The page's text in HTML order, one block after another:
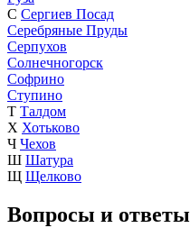
С Сергиев Посад
Серебряные Пруды
Серпухов
Солнечногорск
Софрино
Ступино
Т Талдом
Х Хотьково
Ч Чехов
Ш Шатура
Щ Щелково
Вопросы и ответы